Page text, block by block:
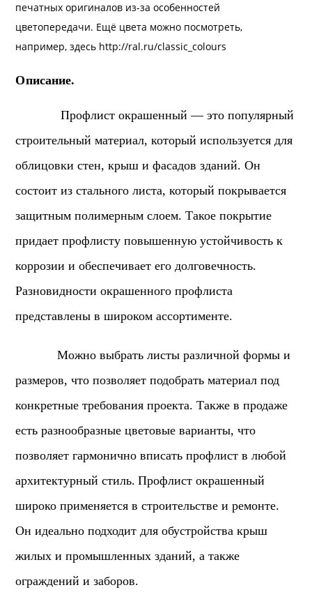
печатных оригиналов из-за особенностей
цветопередачи. Ещё цвета можно посмотреть,
например, здесь http://ral.ru/classic_colours
Описание.
Профлист окрашенный — это популярный
строительный материал, который используется для
облицовки стен, крыш и фасадов зданий. Он
состоит из стального листа, который покрывается
защитным полимерным слоем. Такое покрытие
придает профлисту повышенную устойчивость к
коррозии и обеспечивает его долговечность.
Разновидности окрашенного профлиста
представлены в широком ассортименте.
Можно выбрать листы различной формы и
размеров, что позволяет подобрать материал под
конкретные требования проекта. Также в продаже
есть разнообразные цветовые варианты, что
позволяет гармонично вписать профлист в любой
архитектурный стиль. Профлист окрашенный
широко применяется в строительстве и ремонте.
Он идеально подходит для обустройства крыш
жилых и промышленных зданий, а также
ограждений и заборов.